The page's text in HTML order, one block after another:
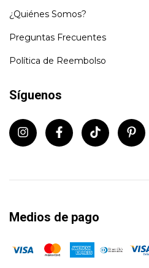
¿Quiénes Somos?
Preguntas Frecuentes
Política de Reembolso
Síguenos
Medios de pago